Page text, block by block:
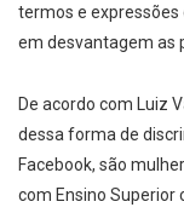
termos e
em desvantagem as
De acordo com Luiz
dessa forma de
Facebook, são
com Ensino Superior